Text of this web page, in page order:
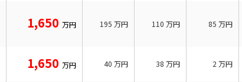
1,650 万円 195 万円 110 万円 85 万円
1,650 万円 40 万円 38 万円 2 万円